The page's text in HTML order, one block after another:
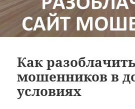
Как
мошенников в
условиях